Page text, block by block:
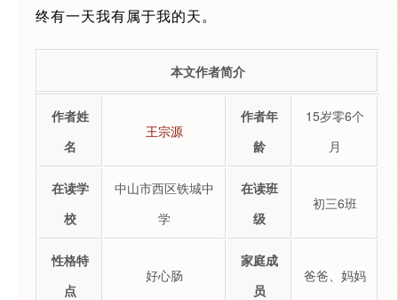
终有一天我有属于我的天。
本文作者简介
作者姓
名
王宗源
作者年
龄
15岁零6个
月
在读学
校
中山市西区铁城中
学
在读班
级
初三6班
性格特
点
好心肠
家庭成
员
爸爸、妈妈